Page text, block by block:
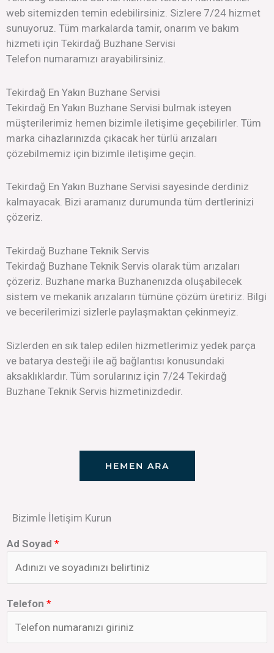
web sitemizden temin edebilirsiniz. Sizlere 7/24 hizmet
sunuyoruz. Tüm markalarda tamir, onarım ve bakım
hizmeti için Tekirdağ Buzhane Servisi
Telefon numaramızı arayabilirsiniz.
Tekirdağ En Yakın Buzhane Servisi
Tekirdağ En Yakın Buzhane Servisi bulmak isteyen
müşterilerimiz hemen bizimle iletişime geçebilirler. Tüm
marka cihazlarınızda çıkacak her türlü arızaları
çözebilmemiz için bizimle iletişime geçin.
Tekirdağ En Yakın Buzhane Servisi sayesinde derdiniz
kalmayacak. Bizi aramanız durumunda tüm dertlerinizi
çözeriz.
Tekirdağ Buzhane Teknik Servis
Tekirdağ Buzhane Teknik Servis olarak tüm arızaları
çözeriz. Buzhane marka Buzhanenızda oluşabilecek
sistem ve mekanik arızaların tümüne çözüm üretiriz. Bilgi
ve becerilerimizi sizlerle paylaşmaktan çekinmeyiz.
Sizlerden en sık talep edilen hizmetlerimiz yedek parça
ve batarya desteği ile ağ bağlantısı konusundaki
aksaklıklardır. Tüm sorularınız için 7/24 Tekirdağ
Buzhane Teknik Servis hizmetinizdedir.
HEMEN ARA
Bizimle İletişim Kurun
Ad Soyad *
Telefon *